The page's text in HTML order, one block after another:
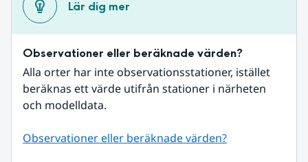
Lär dig mer
Observationer eller beräknade värden?
Alla orter har inte observationsstationer, istället
beräknas ett värde utifrån stationer i närheten
och modelldata.
Observationer eller beräknade värden?